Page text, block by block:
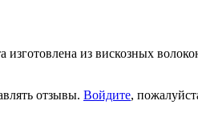
изготовлена из вискозных
отзывы. Войдите,